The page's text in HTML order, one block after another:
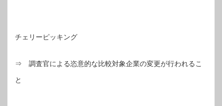
チェリーピッキング
⇒ 調査官による恣意的な比較対象企業の変更が行われるこ
と